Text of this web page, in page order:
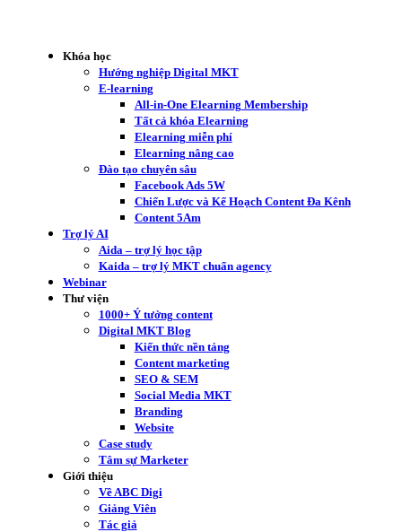
Khóa học
Hướng nghiệp Digital MKT
E-learning
All-in-One Elearning Membership
Tất cả khóa Elearning
Elearning miễn phí
Elearning nâng cao
Đào tạo chuyên sâu
Facebook Ads 5W
Chiến Lược và Kế Hoạch Content Đa Kênh
Content 5Am
Trợ lý AI
Aida – trợ lý học tập
Kaida – trợ lý MKT chuẩn agency
Webinar
Thư viện
1000+ Ý tưởng content
Digital MKT Blog
Kiến thức nền tảng
Content marketing
SEO & SEM
Social Media MKT
Branding
Website
Case study
Tâm sự Marketer
Giới thiệu
Về ABC Digi
Giảng Viên
Tác giả